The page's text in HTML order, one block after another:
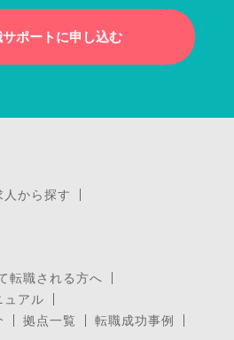
ポートに申し込む
から探す
転職される方へ
ュアル
拠点一覧
転職成功事例